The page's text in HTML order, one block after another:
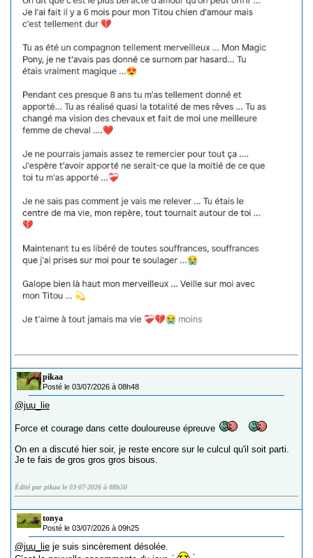
pikaa
Posté le 03/07/2026 à 08h48
@juu_lie
Force et courage dans cette douloureuse épreuve
On en a discuté hier soir, je reste encore sur le culcul qu'il soit parti.
Je te fais de gros gros gros bisous.
Édité par pikaa le 03-07-2026 à 08h50
tonya
Posté le 03/07/2026 à 09h25
@juu_lie je suis sincèrement désolée.